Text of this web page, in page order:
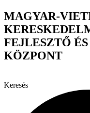
Ugrás
a
tartalomhoz
MAGYAR-
FEJLESZTŐ
KÖZPONT
Keresés